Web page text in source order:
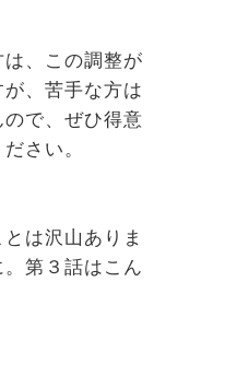
、この調整が
、苦手な方は
で、ぜひ得意
さい。
は沢山ありま
第３話はこん